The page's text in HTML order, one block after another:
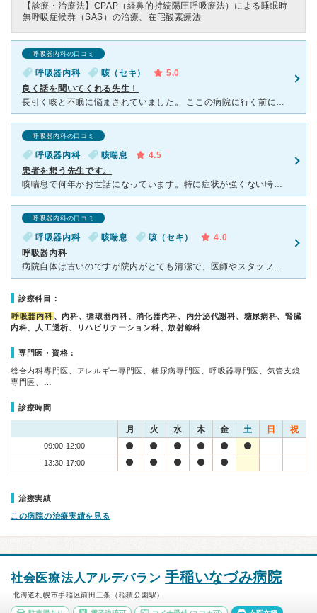
【診療・治療法】 CPAP（経鼻的持続陽圧呼吸療法）による睡眠時
無呼吸症候群（SAS）の治療、在宅酸素療法
呼吸器内科の口コミ
呼吸器内科 咳（セキ）
5.0
良く話を聞いてくれる先生！
長引く咳と不眠に悩まされていました。 ここの病院に行く前に、他の病院で診察を受け、内服治療で良くならず、すがる思いで原田先生の診察を受けました。 問診票に書いたことを丁寧に聞いてくださり、前の病院
呼吸器内科の口コミ
呼吸器内科 咳喘息
4.5
患者を想う先生です。
咳喘息で何年かお世話になっています。特に症状が強くない時は定期の薬の確認で終了ですが、風邪やアレルギーなどで辛い時にはしっかりと検査などしてくれます。 良いところはお薬を何種類も出さないところです。
呼吸器内科の口コミ
呼吸器内科 咳喘息 咳（セキ）
4.0
呼吸器内科
病院自体は古いのですが院内がとても清潔で、医師やスタッフの対応がとても丁寧です。 咳喘息で他の病院で1年近くステロイドの吸入と咳止めをもらっていたのですがあまり効かずによく眠れない日々が続いていまし
診療科目：
呼吸器内科 、内科、循環器内科、消化器内科、内分泌代謝科、糖尿病科、腎臓
内科、人工透析、リハビリテーション科、放射線科
専門医・資格：
総合内科専門医、アレルギー専門医、糖尿病専門医、呼吸器専門医、気管支鏡
専門医、…
診療時間
月 火 水 木 金 土 日 祝
09:00-12:00
13:30-17:00
治療実績
この病院の治療実績を見る
社会医療法人アルデバラン手稲いなづみ病院
北海道札幌市手稲区前田三条（稲積公園駅）